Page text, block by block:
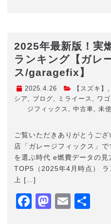
2025年最新版！実
ランキング【ガレ
ス/garagefix】
2025.4.26 【スズキ】 ,
シア , ブログ, ミライース , ワ
ジフィックス , 中古車, 未
ご覧いただきありがとうご
店「ガレージフィックス」
を選ぶ時代 e燃費データの
TOP5（2025年4月時点） ラ
上 […]
Facebook
Email